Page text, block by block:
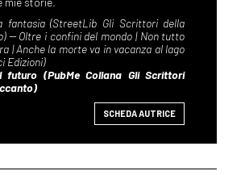
SCHEDA AUTRICE